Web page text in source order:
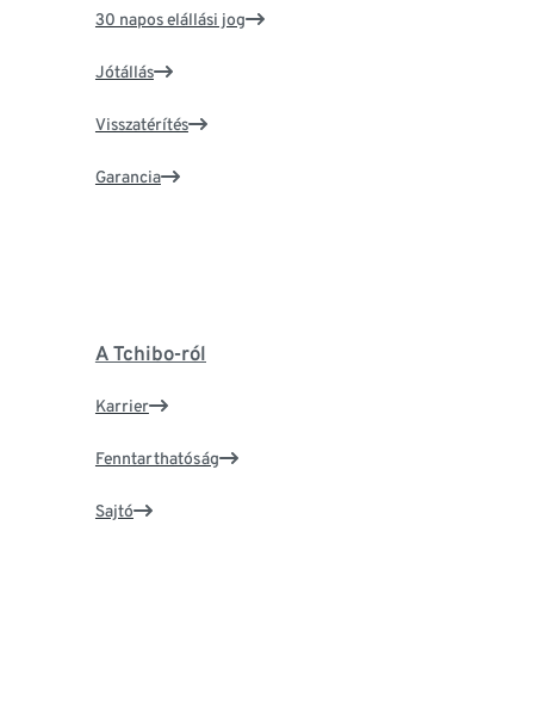
30 napos elállási jog
Jótállás
Visszatérítés
Garancia
A Tchibo-ról
Karrier
Fenntarthatóság
Sajtó